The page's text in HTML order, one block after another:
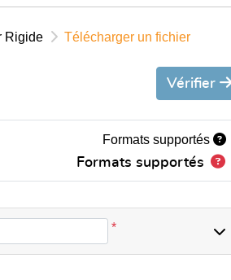
Rigide Télécharger un fichier
Vérifier
Formats supportés
Formats supportés
*